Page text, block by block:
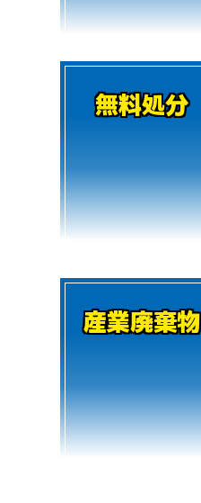
無料処分
産業廃棄物